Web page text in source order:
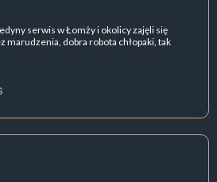
serwis w Łomży i okolicy zajęli się
marudzenia, dobra robota chłopaki, tak